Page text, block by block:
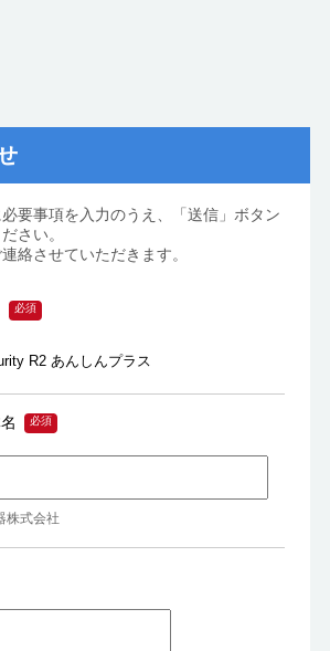
要事項を入力のうえ、「送信」ボタン
さい。
絡させていただきます。
R2 あんしんプラス
株式会社